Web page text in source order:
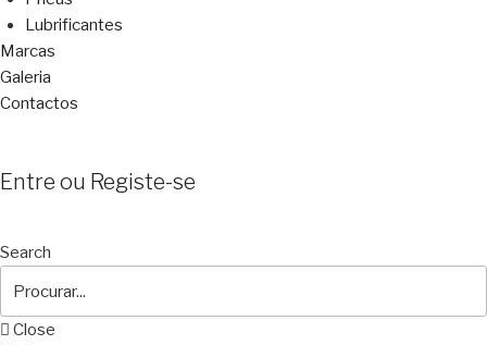
Lubrificantes
Marcas
Galeria
Contactos
Entre ou Registe-se
Search
Close